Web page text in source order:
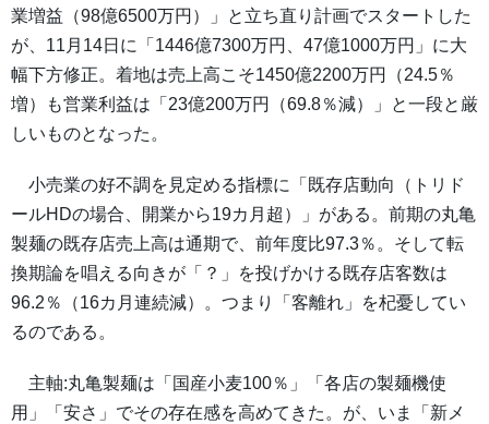
業増益（98億6500万円）」と立ち直り計画でスタートした
が、11月14日に「1446億7300万円、47億1000万円」に大
幅下方修正。着地は売上高こそ1450億2200万円（24.5％
増）も営業利益は「23億200万円（69.8％減）」と一段と厳
しいものとなった。
小売業の好不調を見定める指標に「既存店動向（トリド
ールHDの場合、開業から19カ月超）」がある。前期の丸亀
製麺の既存店売上高は通期で、前年度比97.3％。そして転
換期論を唱える向きが「？」を投げかける既存店客数は
96.2％（16カ月連続減）。つまり「客離れ」を杞憂してい
るのである。
主軸:丸亀製麺は「国産小麦100％」「各店の製麺機使
用」「安さ」でその存在感を高めてきた。が、いま「新メ